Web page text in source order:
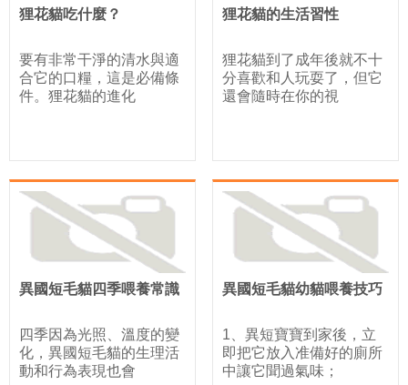
狸花貓吃什麼？
要有非常干淨的清水與適
合它的口糧，這是必備條
件。狸花貓的進化
狸花貓的生活習性
狸花貓到了成年後就不十
分喜歡和人玩耍了，但它
還會隨時在你的視
異國短毛貓四季喂養常識
四季因為光照、溫度的變
化，異國短毛貓的生理活
動和行為表現也會
異國短毛貓幼貓喂養技巧
1、異短寶寶到家後，立
即把它放入准備好的廁所
中讓它聞過氣味；